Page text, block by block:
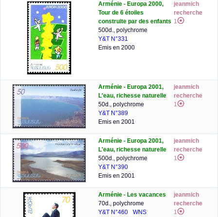
Arménie - Europa 2000,
Tour de 6 étoiles
construite par des enfants
500d., polychrome
Y&T N°331
Emis en 2000
jeanmich
recherche
1
Arménie - Europa 2001,
L'eau, richesse naturelle
50d., polychrome
Y&T N°389
Emis en 2001
jeanmich
recherche
1
Arménie - Europa 2001,
L'eau, richesse naturelle
500d., polychrome
Y&T N°390
Emis en 2001
jeanmich
recherche
1
Arménie - Les vacances
70d., polychrome
Y&T N°460
WNS
jeanmich
recherche
1